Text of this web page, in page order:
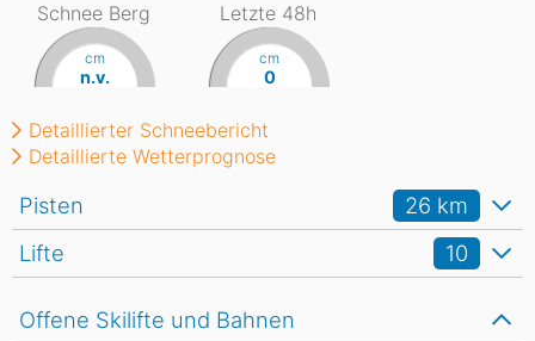
Offene Skilifte und Bahnen
Lifte 10
Pisten 26 km
Schnee Berg
cm
n.v.
Letzte 48h
cm
0
Detaillierter Schneebericht
Detaillierte Wetterprognose